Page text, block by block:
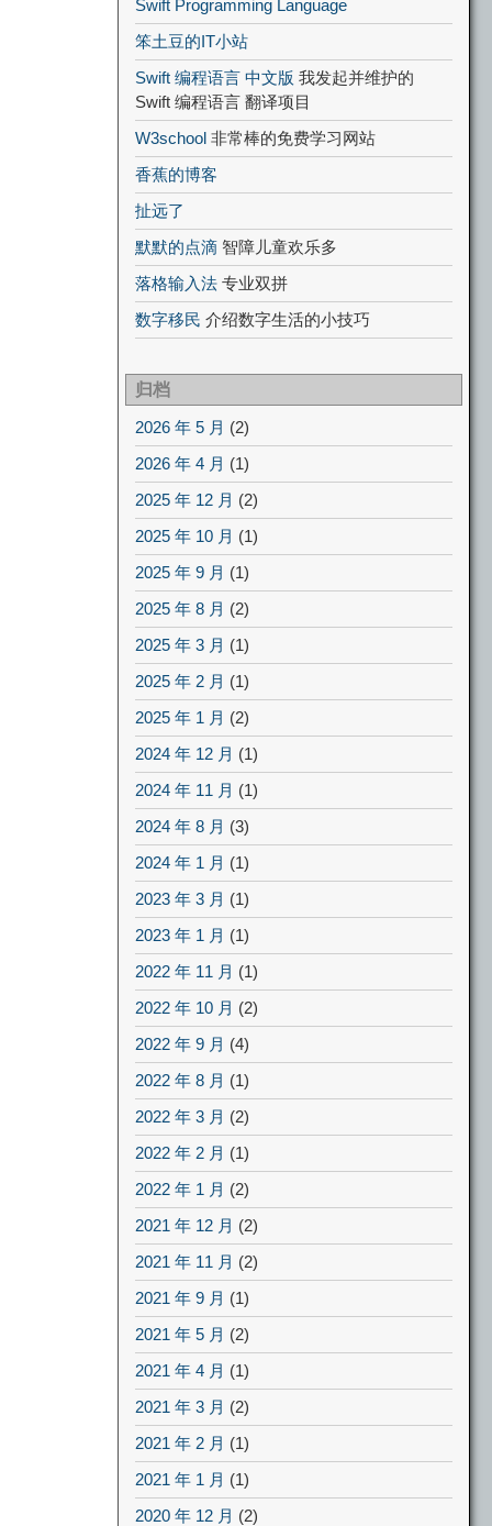
Swift Programming Language
笨土豆的IT小站
Swift 编程语言 中文版 我发起并维护的
Swift 编程语言 翻译项目
W3school 非常棒的免费学习网站
香蕉的博客
扯远了
默默的点滴 智障儿童欢乐多
落格输入法 专业双拼
数字移民 介绍数字生活的小技巧
归档
2026 年 5 月 (2)
2026 年 4 月 (1)
2025 年 12 月 (2)
2025 年 10 月 (1)
2025 年 9 月 (1)
2025 年 8 月 (2)
2025 年 3 月 (1)
2025 年 2 月 (1)
2025 年 1 月 (2)
2024 年 12 月 (1)
2024 年 11 月 (1)
2024 年 8 月 (3)
2024 年 1 月 (1)
2023 年 3 月 (1)
2023 年 1 月 (1)
2022 年 11 月 (1)
2022 年 10 月 (2)
2022 年 9 月 (4)
2022 年 8 月 (1)
2022 年 3 月 (2)
2022 年 2 月 (1)
2022 年 1 月 (2)
2021 年 12 月 (2)
2021 年 11 月 (2)
2021 年 9 月 (1)
2021 年 5 月 (2)
2021 年 4 月 (1)
2021 年 3 月 (2)
2021 年 2 月 (1)
2021 年 1 月 (1)
2020 年 12 月 (2)